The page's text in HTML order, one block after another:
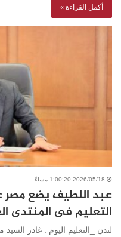
أكمل القراءة »
2026/05/18 1:00:20 مساءً
عبد اللطيف يضع
التعليم فى المنتدى
لندن _التعليم اليوم : غادر السيد